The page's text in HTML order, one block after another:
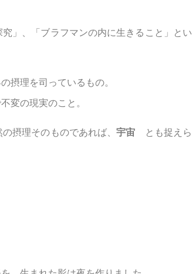
」、「ブラフマンの内に生きること」とい
摂理を司っているもの。
変の現実のこと。
摂理そのものであれば、宇宙 とも捉えら